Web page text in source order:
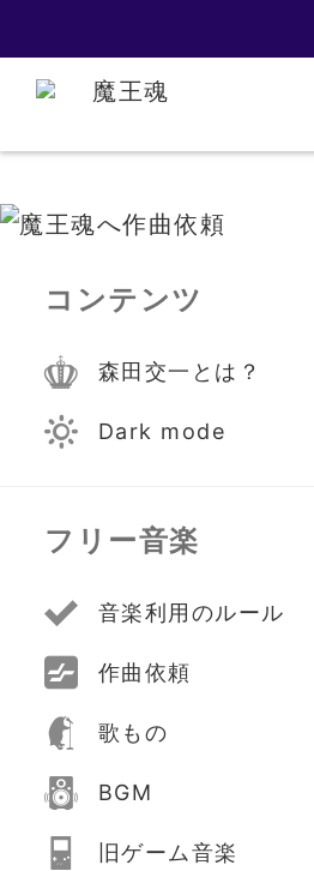
コンテンツ
森田交一とは？
Dark mode
フリー音楽
音楽利用のルール
作曲依頼
歌もの
BGM
旧ゲーム音楽